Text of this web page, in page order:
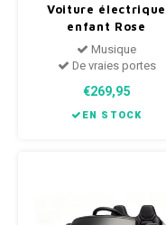
Voiture électrique
enfant Rose
Musique
De vraies portes
€269,95
EN STOCK